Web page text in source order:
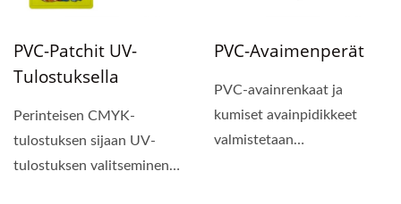
PVC-Patchit UV-
Tulostuksella
Perinteisen CMYK-
tulostuksen sijaan UV-
tulostuksen valitseminen
PVC-Avaimenperät
PVC-avainrenkaat ja
kumiset avainpidikkeet
valmistetaan